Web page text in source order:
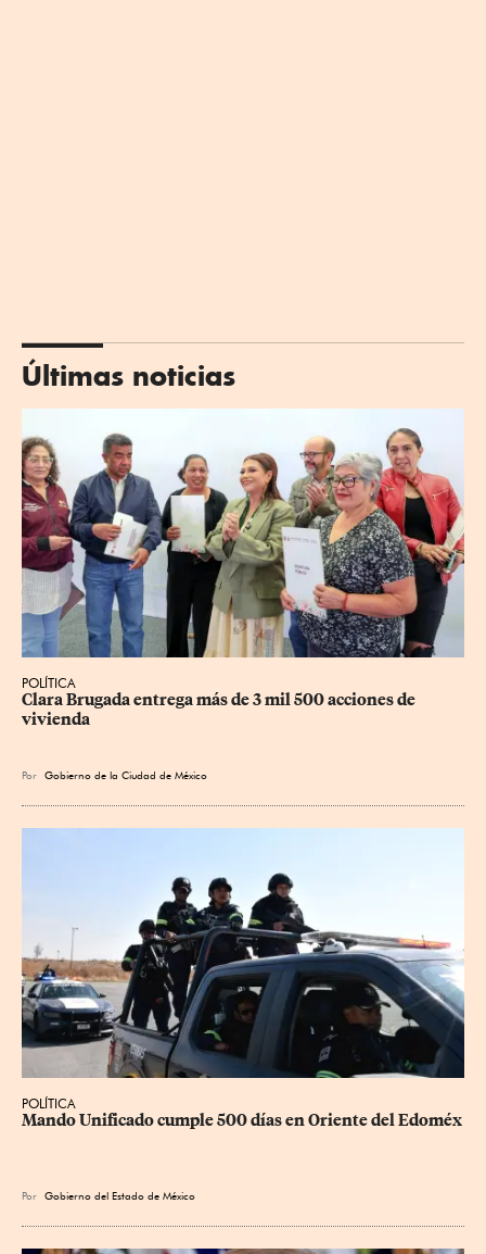
Últimas noticias
POLÍTICA
Clara Brugada entrega más de 3 mil 500 acciones de
vivienda
Por Gobierno de la Ciudad de México
POLÍTICA
Mando Unificado cumple 500 días en Oriente del Edoméx
Por Gobierno del Estado de México